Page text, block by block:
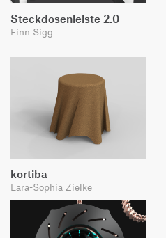
Steckdosenleiste 2.0
Finn Sigg
kortiba
Lara-Sophia Zielke